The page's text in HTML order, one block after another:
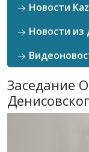
Новости
Новости из
Заседание